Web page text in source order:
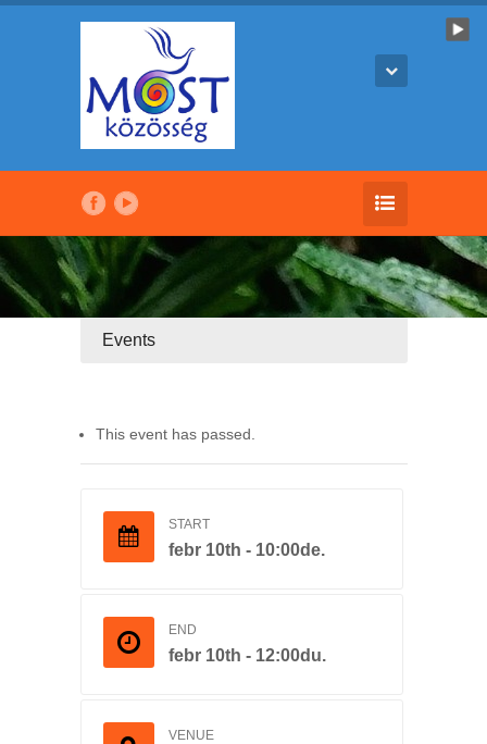
Events
This event has passed.
START
febr 10th - 10:00de.
END
febr 10th - 12:00du.
VENUE